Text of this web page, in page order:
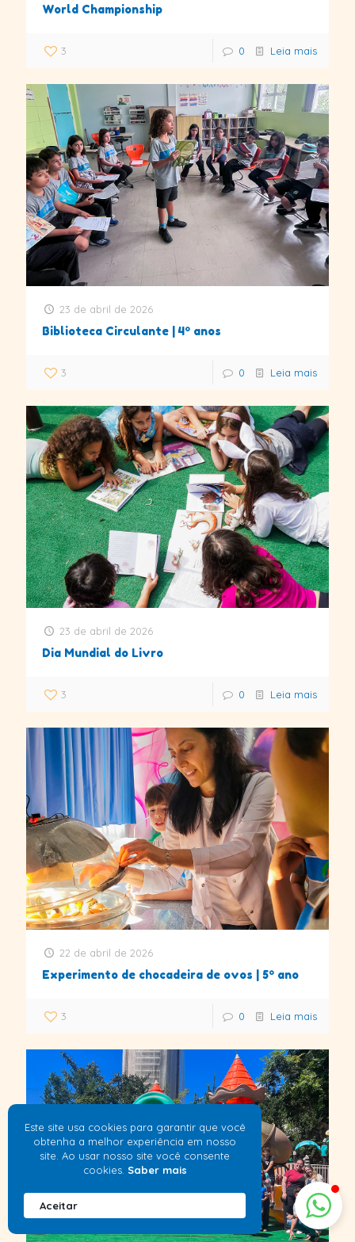
World Championship
3 0 Leia mais
23 de abril de 2026
Biblioteca Circulante | 4º anos
3 0 Leia mais
23 de abril de 2026
Dia Mundial do Livro
3 0 Leia mais
22 de abril de 2026
Experimento de chocadeira de ovos | 5º ano
3 0 Leia mais
Este site usa cookies para garantir que você
obtenha a melhor experiência em nosso
site. Ao usar nosso site você consente
cookies. Saber mais
Aceitar